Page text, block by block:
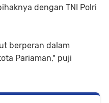
dengan TNI Polri
berperan dalam
Pariaman," puji